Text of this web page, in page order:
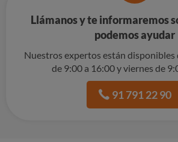
Llámanos y te informaremos
podemos ayudar
Nuestros expertos están disponibles
de 9:00 a 16:00 y viernes de
91 791 22 90